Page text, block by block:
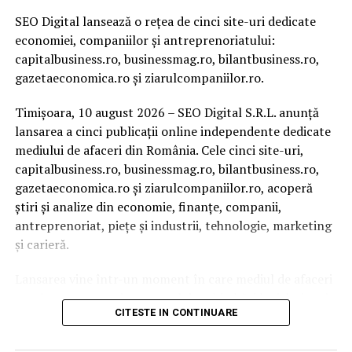
SEO Digital lansează o rețea de cinci site-uri dedicate
economiei, companiilor și antreprenoriatului:
capitalbusiness.ro, businessmag.ro, bilantbusiness.ro,
gazetaeconomica.ro și ziarulcompaniilor.ro.
Timișoara, 10 august 2026 – SEO Digital S.R.L. anunță
lansarea a cinci publicații online independente dedicate
mediului de afaceri din România. Cele cinci site-uri,
capitalbusiness.ro, businessmag.ro, bilantbusiness.ro,
gazetaeconomica.ro și ziarulcompaniilor.ro, acoperă
știri și analize din economie, finanțe, companii,
antreprenoriat, piețe și industrii, tehnologie, marketing
și carieră.
românesc trece printr-un val de schimbări legislative și
economice: peste 3.100 de firme și PFA au intrat în
CITESTE IN CONTINUARE